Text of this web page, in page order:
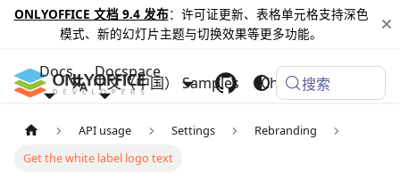
ONLYOFFICE 文档 9.4 发布：许可证更新、表格单元格支持深色
模式、新的幻灯片主题与切换效果等更多功能。
Docs Docspace
Samples Changelog
中文（中国） 搜索
API usage Settings
Rebranding
Get the white label logo text